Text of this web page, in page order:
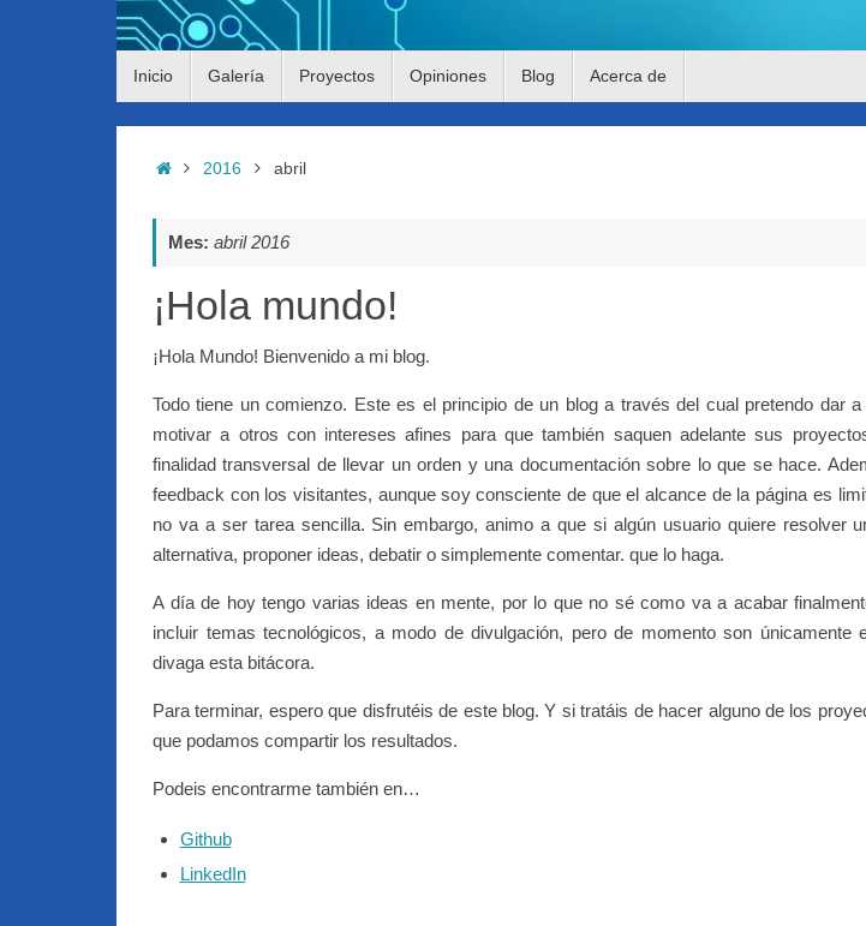
Inicio Galería Proyectos Opiniones Blog Acerca de
Inicio2016 abril
Mes: abril 2016
¡Hola mundo!
¡Hola Mundo! Bienvenido a mi blog.
Todo tiene un comienzo. Este es el principio de un blog a través del cual pretendo dar
motivar a otros con intereses afines para que también saquen adelante sus
finalidad transversal de llevar un orden y una documentación sobre lo que se hace.
feedback con los visitantes, aunque soy consciente de que el alcance de la página es
no va a ser tarea sencilla. Sin embargo, animo a que si algún usuario quiere resolver
alternativa, proponer ideas, debatir o simplemente comentar. que lo haga.
A día de hoy tengo varias ideas en mente, por lo que no sé como va a acabar
incluir temas tecnológicos, a modo de divulgación, pero de momento son únicamente
divaga esta bitácora.
Para terminar, espero que disfrutéis de este blog. Y si tratáis de hacer alguno de los
que podamos compartir los resultados.
Podeis encontrarme también en…
Github
LinkedIn